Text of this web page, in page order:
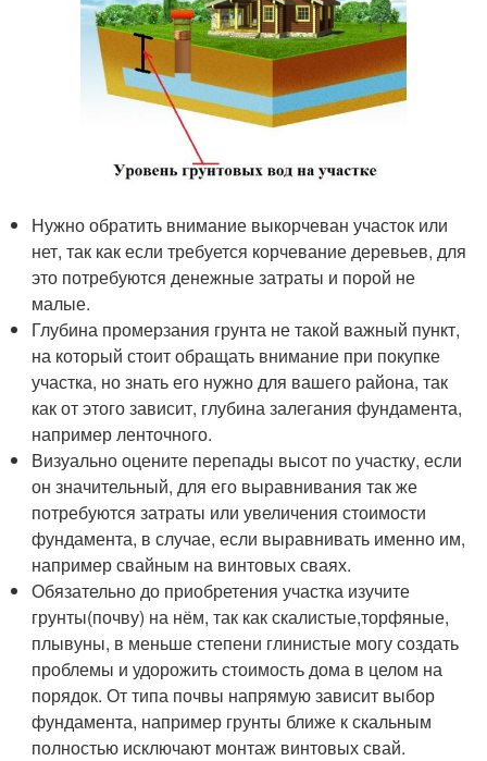
Нужно обратить внимание выкорчеван участок или
нет, так как если требуется корчевание деревьев, для
это потребуются денежные затраты и порой не
малые.
Глубина промерзания грунта не такой важный пункт,
на который стоит обращать внимание при покупке
участка, но знать его нужно для вашего района, так
как от этого зависит, глубина залегания фундамента,
например ленточного.
Визуально оцените перепады высот по участку, если
он значительный, для его выравнивания так же
потребуются затраты или увеличения стоимости
фундамента, в случае, если выравнивать именно им,
например свайным на винтовых сваях.
Обязательно до приобретения участка изучите
грунты(почву) на нём, так как скалистые,торфяные,
плывуны, в меньше степени глинистые могу создать
проблемы и удорожить стоимость дома в целом на
порядок. От типа почвы напрямую зависит выбор
фундамента, например грунты ближе к скальным
полностью исключают монтаж винтовых свай.